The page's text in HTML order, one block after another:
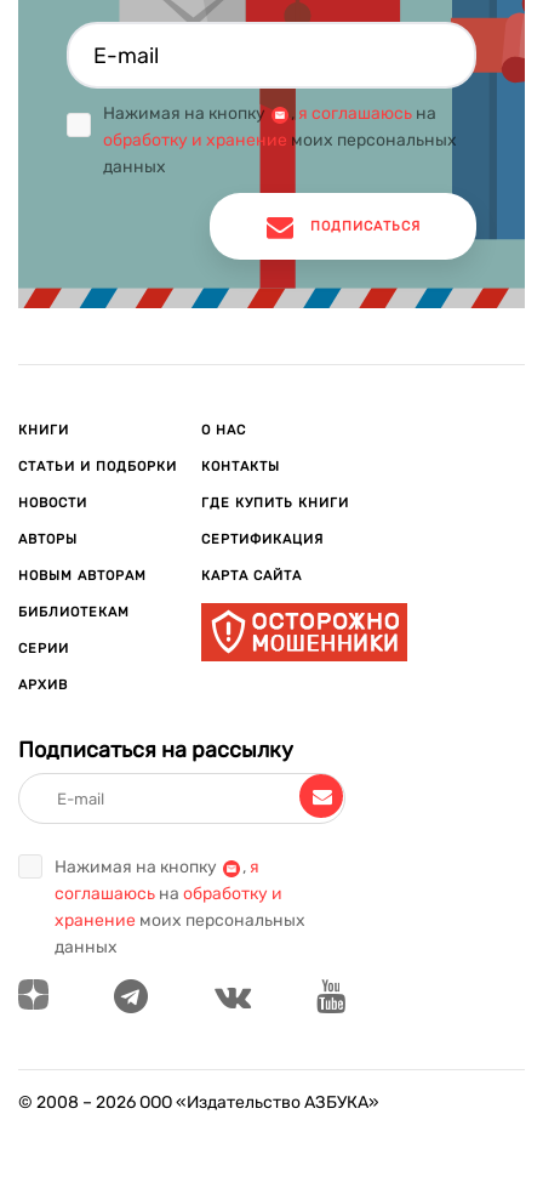
Нажимая на кнопку , я соглашаюсь на
обработку и хранение моих персональных
данных
ПОДПИСАТЬСЯ
КНИГИ
СТАТЬИ И ПОДБОРКИ
НОВОСТИ
АВТОРЫ
НОВЫМ АВТОРАМ
БИБЛИОТЕКАМ
СЕРИИ
АРХИВ
О НАС
КОНТАКТЫ
ГДЕ КУПИТЬ КНИГИ
СЕРТИФИКАЦИЯ
КАРТА САЙТА
Подписаться на рассылку
Нажимая на кнопку , я
соглашаюсь на обработку и
хранение моих персональных
данных
© 2008 – 2026ООО «Издательство АЗБУКА»